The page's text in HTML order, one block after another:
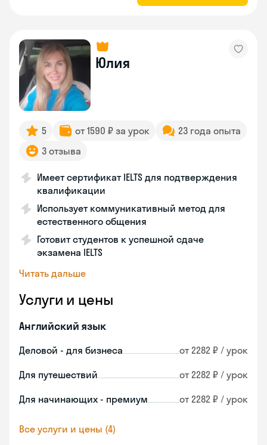
Юлия
5 от 1590 ₽ за урок
23 года опыта
3 отзыва
Имеет сертификат IELTS для подтверждения
квалификации
Использует коммуникативный метод для
естественного общения
Готовит студентов к успешной сдаче
экзамена IELTS
Читать дальше
Услуги и цены
Английский язык
Деловой - для бизнеса от 2282 ₽ / урок
Для путешествий от 2282 ₽ / урок
Для начинающих - премиум от 2282 ₽ / урок
Все услуги и цены (4)